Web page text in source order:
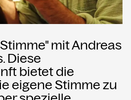
mit Andreas
Diese
bietet die
eigene Stimme zu